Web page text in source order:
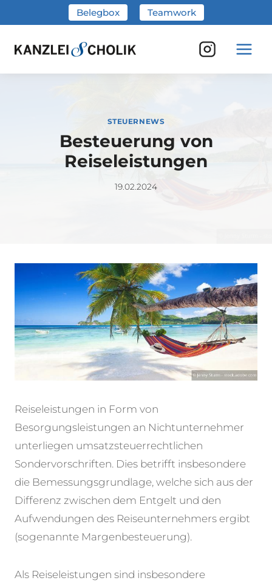
Inhalt
springen
Belegbox Teamwork
STEUERNEWS
Besteuerung von
Reiseleistungen
19.02.2024
Reiseleistungen in Form von
Besorgungsleistungen an Nichtunternehmer
unterliegen umsatzsteuerrechtlichen
Sondervorschriften. Dies betrifft insbesondere
die Bemessungsgrundlage, welche sich aus der
Differenz zwischen dem Entgelt und den
Aufwendungen des Reiseunternehmers ergibt
(sogenannte Margenbesteuerung).
Als Reiseleistungen sind insbesondere